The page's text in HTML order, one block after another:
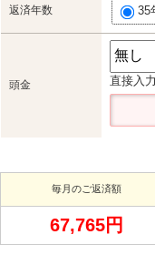
返済年数 35
頭金 直接入
毎月のご返済額
67,765円